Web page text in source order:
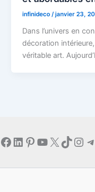
infinideco/janvier 23,
Dans l’univers en
décoration
véritable art.
Facebook
LinkedIn
Pinterest
YouTube
X TikTok